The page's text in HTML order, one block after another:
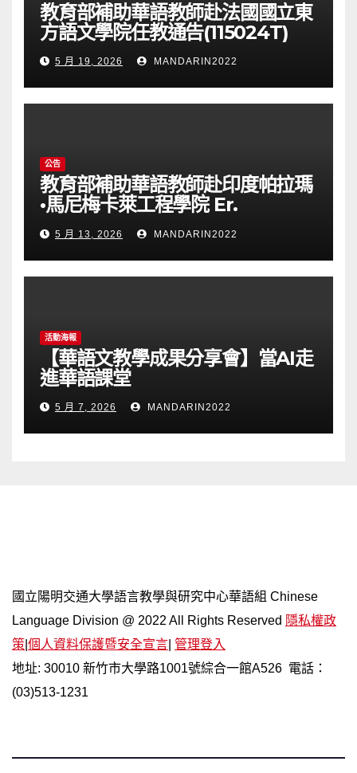
教育部補助華語教師赴法國國立東
方語文學院任教通告(115024T)
5 月 19, 2026 MANDARIN2022
公告
教育部補助華語教師赴印度帕拉瑪
•馬尼梅卡萊工程學院 Er.
Perumal Manimekalai
College of Engineering(PMC
Tech)任教通告(115023T)
5 月 13, 2026 MANDARIN2022
活動海報
【華語文教學成果分享會】當AI走
進華語課堂
5 月 7, 2026 MANDARIN2022
國立陽明交通大學語言教學與研究中心華語組 Chinese
Language Division @ 2022 All Rights Reserved 隱私權政
策 個人資料保護暨安全宣言 管理登入
地址: 30010 新竹市大學路1001號綜合一館A526 電話：
(03)513-1231